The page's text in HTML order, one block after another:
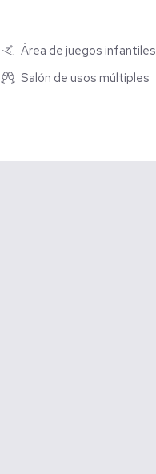
Área de juegos infantiles
Salón de usos múltiples